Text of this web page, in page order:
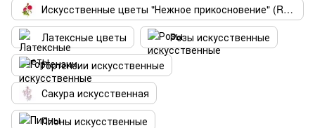
Искусственные цветы "Нежное прикосновение" (Real touch)
Латексные цветы
Розы искусственные
Гортензии искусственные
Сакура искусственная
Пионы искусственные